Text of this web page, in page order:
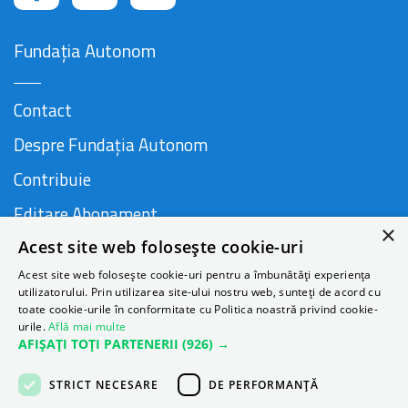
Fundația Autonom
Contact
Despre Fundația Autonom
Contribuie
Editare Abonament
Cauză susținută de
×
Acest site web folosește cookie-uri
Acest site web folosește cookie-uri pentru a îmbunătăți experiența
utilizatorului. Prin utilizarea site-ului nostru web, sunteți de acord cu
toate cookie-urile în conformitate cu Politica noastră privind cookie-
urile.Află mai multe
AFIȘAȚI TOȚI PARTENERII (926) →
STRICT NECESARE DE PERFORMANȚĂ